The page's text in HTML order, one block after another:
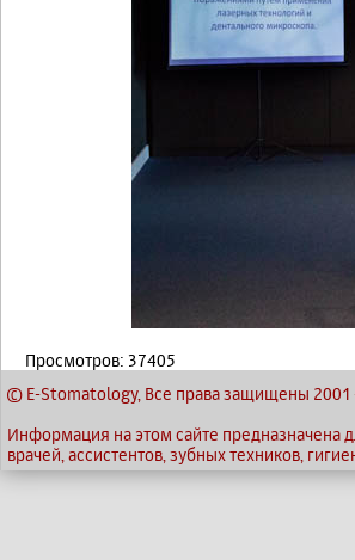
Просмотров: 37405
© E-Stomatology, Все права защищены 2001
Информация на этом сайте предназначена
врачей, ассистентов, зубных техников,